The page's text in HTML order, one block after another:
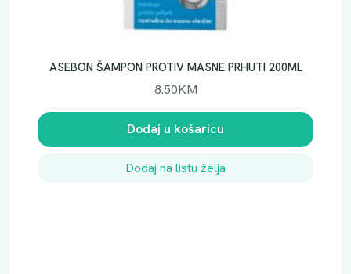
ASEBON ŠAMPON PROTIV MASNE PRHUTI 200ML
8.50KM
Dodaj u košaricu
Dodaj na listu želja